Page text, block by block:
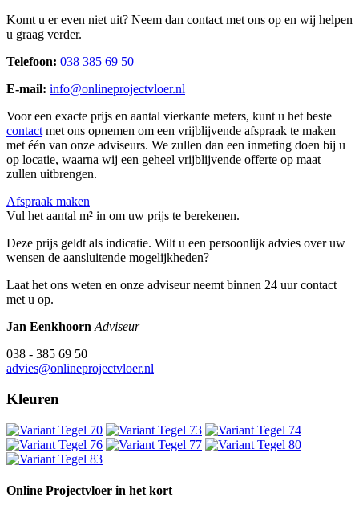
Komt u er even niet uit? Neem dan contact met ons op en wij helpen
u graag verder.
Telefoon: 038 385 69 50
E-mail: info@onlineprojectvloer.nl
Voor een exacte prijs en aantal vierkante meters, kunt u het beste
contact met ons opnemen om een vrijblijvende afspraak te maken
met één van onze adviseurs. We zullen dan een inmeting doen bij u
op locatie, waarna wij een geheel vrijblijvende offerte op maat
zullen uitbrengen.
Afspraak maken
Vul het aantal m² in om uw prijs te berekenen.
Deze prijs geldt als indicatie. Wilt u een persoonlijk advies over uw
wensen de aansluitende mogelijkheden?
Laat het ons weten en onze adviseur neemt binnen 24 uur contact
met u op.
Jan Eenkhoorn Adviseur
038 - 385 69 50
advies@onlineprojectvloer.nl
Kleuren
Online Projectvloer in het kort